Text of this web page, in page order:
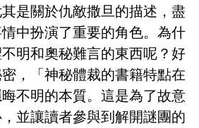
是關於仇敵撒旦的描述，盡
中扮演了重要的角色。為什
明和奧秘難言的東西呢？好
，「神秘體裁的書籍特點在
不明的本質。這是為了故意
並讓讀者參與到解開謎團的